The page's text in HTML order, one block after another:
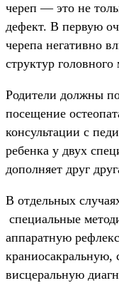
череп — это не
дефект. В первую
черепа негативно
структур головного
Родители должны
посещение
консультации с
ребенка у двух
дополняет друг
В отдельных
специальные
аппаратную
краниосакральную,
висцеральную